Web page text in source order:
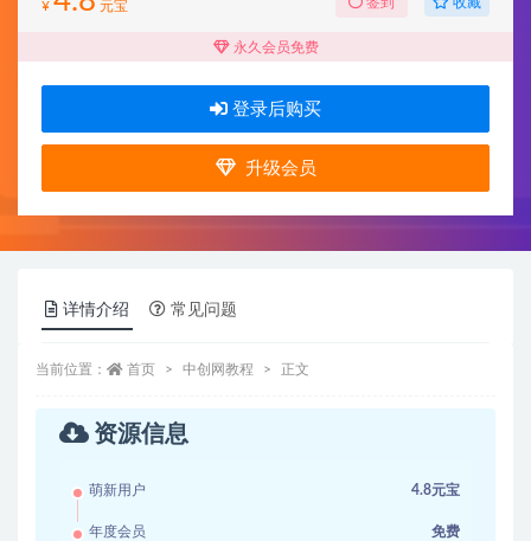
¥ 元宝
永久会员免费
登录后购买
升级会员
详情介绍 常见问题
当前位置： 首页 中创网教程 正文
资源信息
萌新用户 4.8元宝
年度会员 免费